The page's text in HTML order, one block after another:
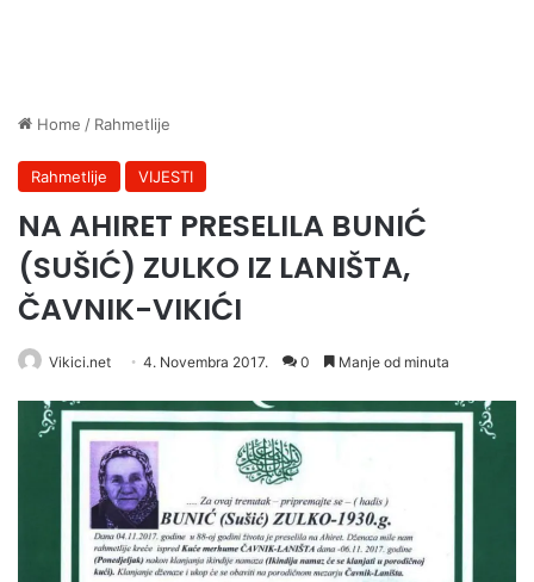
Home / Rahmetlije
Rahmetlije VIJESTI
NA AHIRET PRESELILA BUNIĆ
(SUŠIĆ) ZULKO IZ LANIŠTA,
ČAVNIK-VIKIĆI
Vikici.net 4. Novembra 2017. 0 Manje od minuta